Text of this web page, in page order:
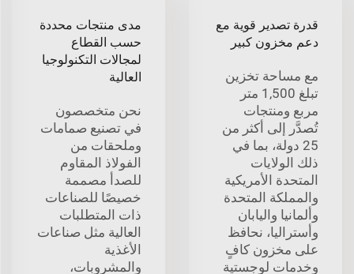
قدرة تصدير قوية مع
دعم مخزون كبير
مع مساحة تخزين
تبلغ 1,500 متر
مربع ومنتجات
تُصدَّر إلى أكثر من
25 دولة، بما في
ذلك الولايات
المتحدة الأمريكية
والمملكة المتحدة
وألمانيا واليابان
وأستراليا، نحافظ
على مخزون كافٍ
وخدمات لوجستية
مدى منتجات محددة
حسب القطاع
لمجالات التكنولوجيا
العالية
نحن متخصصون
في تصنيع صمامات
وملحقات من
الفولاذ المقاوم
للصدأ مصممة
خصيصًا للصناعات
ذات المتطلبات
العالية مثل صناعات
الأغذية
والمشروبات،